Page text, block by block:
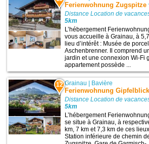
Ferienwohnung Zugspitze
Distance Location de
5km
L’hébergement
vous accueille à Grainau, à
lieu d’intérêt : Musée de
Aschenbrenner. Il comprend
jardin et une connexion Wi-Fi
appartement possède ...
12 Grainau | Bavière
Ferienwohnung Gipfelblick
Distance Location de
5km
L’hébergement
se situe à Grainau, à
km, 7 km et 7,3 km de ces
Station inférieure de chemin